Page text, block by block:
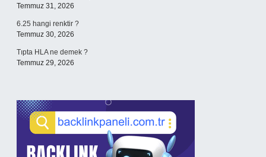
Temmuz 31, 2026
6.25 hangi renktir ?
Temmuz 30, 2026
Tıpta HLA ne demek ?
Temmuz 29, 2026